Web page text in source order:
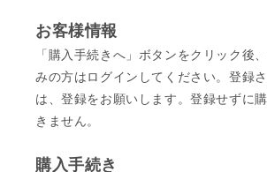
お客様情報
「購入手続きへ」ボタンをクリック後
みの方はログインしてください。登録
は、登録をお願いします。登録せずに
きません。
購入手続き